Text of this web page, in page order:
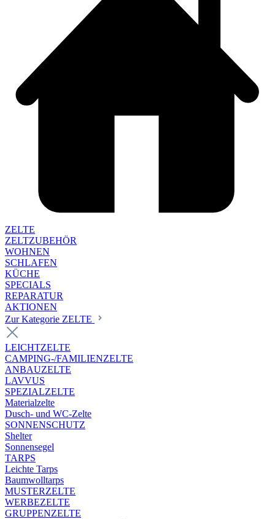
ZELTE
ZELTZUBEHÖR
WOHNEN
SCHLAFEN
KÜCHE
SPECIALS
REPARATUR
AKTIONEN
Zur Kategorie ZELTE
LEICHTZELTE
CAMPING-/FAMILIENZELTE
ANBAUZELTE
LAVVUS
SPEZIALZELTE
Materialzelte
Dusch- und WC-Zelte
SONNENSCHUTZ
Shelter
Sonnensegel
TARPS
Leichte Tarps
Baumwolltarps
MUSTERZELTE
WERBEZELTE
GRUPPENZELTE